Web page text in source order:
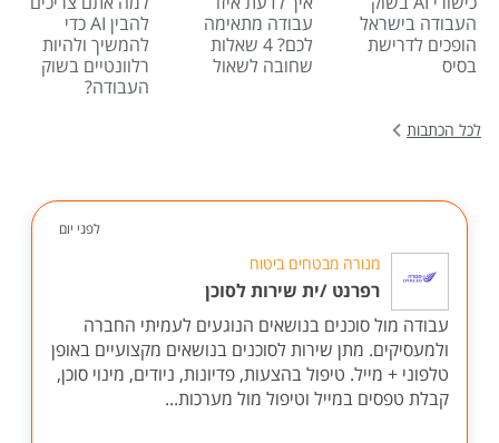
העבודה בישראל
הופכים לדרישת
בסיס
עבודה מתאימה
לכם? 4 שאלות
שחובה לשאול
להבין AI כדי
להמשיך ולהיות
רלוונטיים בשוק
העבודה?
לכל הכתבות
לפני יום
מנורה מבטחים ביטוח
רפרנט /ית שירות לסוכן
עבודה מול סוכנים בנושאים הנוגעים לעמיתי החברה
ולמעסיקים. מתן שירות לסוכנים בנושאים מקצועיים באופן
טלפוני + מייל. טיפול בהצעות, פדיונות, ניודים, מינוי סוכן,
קבלת טפסים במייל וטיפול מול מערכות...